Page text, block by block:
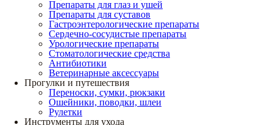
Препараты для глаз и ушей
Препараты для суставов
Гастроэнтерологические препараты
Сердечно-сосудистые препараты
Урологические препараты
Стоматологические средства
Антибиотики
Ветеринарные аксессуары
Прогулки и путешествия
Переноски, сумки, рюкзаки
Ошейники, поводки, шлеи
Рулетки
Инструменты для ухода